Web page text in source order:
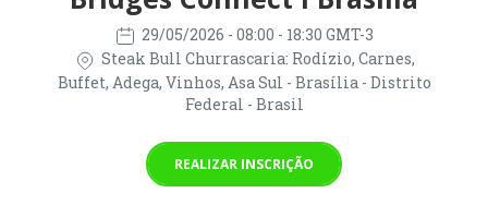
29/05/2026 - 08:00 - 18:30 GMT-3
Steak Bull Churrascaria: Rodízio, Carnes,
Buffet, Adega, Vinhos, Asa Sul - Brasília - Distrito
Federal - Brasil
REALIZAR INSCRIÇÃO